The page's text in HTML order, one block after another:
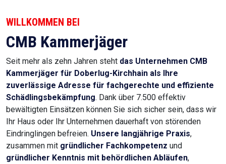
WILLKOMMEN BEI
CMB Kammerjäger
Seit mehr als zehn Jahren steht das Unternehmen CMB
Kammerjäger für Doberlug-Kirchhain als Ihre
zuverlässige Adresse für fachgerechte und effiziente
Schädlingsbekämpfung. Dank über 7.500 effektiv
bewältigten Einsätzen können Sie sich sicher sein, dass wir
Ihr Haus oder Ihr Unternehmen dauerhaft von störenden
Eindringlingen befreien. Unsere langjährige Praxis,
zusammen mit gründlicher Fachkompetenz und
gründlicher Kenntnis mit behördlichen Abläufen,